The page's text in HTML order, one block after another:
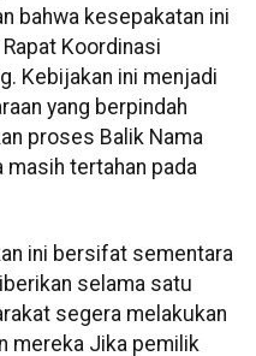
bahwa kesepakatan ini
Koordinasi
Kebijakan ini menjadi
yang berpindah
proses Balik Nama
masih tertahan pada
ini bersifat sementara
selama satu
segera melakukan
mereka Jika pemilik